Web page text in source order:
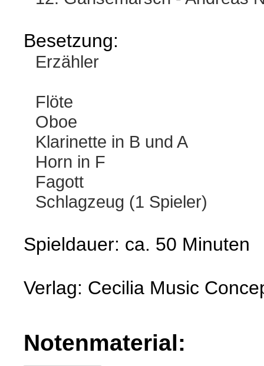
Besetzung:
Erzähler
Flöte
Oboe
Klarinette in B und A
Horn in F
Fagott
Schlagzeug (1 Spieler)
Spieldauer: ca. 50 Minuten
Verlag: Cecilia Music
Notenmaterial: